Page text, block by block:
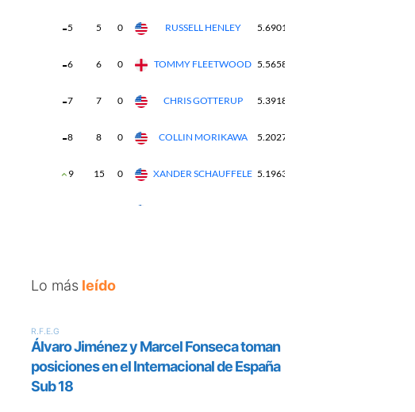
Lo más leído